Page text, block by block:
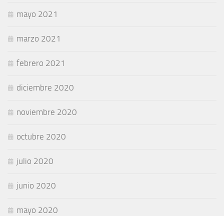
mayo 2021
marzo 2021
febrero 2021
diciembre 2020
noviembre 2020
octubre 2020
julio 2020
junio 2020
mayo 2020